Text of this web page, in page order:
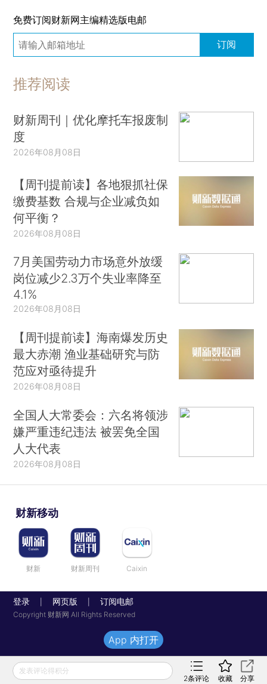
免费订阅财新网主编精选版电邮
订阅
推荐阅读
财新周刊｜优化摩托车报废制
度
2026年08月08日
【周刊提前读】各地狠抓社保
缴费基数 合规与企业减负如
何平衡？
2026年08月08日
7月美国劳动力市场意外放缓
岗位减少2.3万个失业率降至
4.1%
2026年08月08日
【周刊提前读】海南爆发历史
最大赤潮 渔业基础研究与防
范应对亟待提升
2026年08月08日
全国人大常委会：六名将领涉
嫌严重违纪违法 被罢免全国
人大代表
2026年08月08日
财新移动
财新 财新周刊 Caixin
登录 网页版 订阅电邮
Copyright 财新网 All Rights Reserved
发表评论得积分
2条评论 收藏 分享
App 内打开